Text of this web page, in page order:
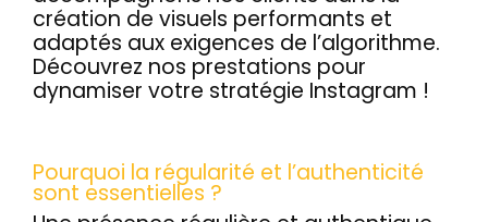
création de visuels performants et
adaptés aux exigences de l’algorithme.
Découvrez nos prestations pour
dynamiser votre stratégie Instagram !
Pourquoi la régularité et l’authenticité
sont essentielles ?